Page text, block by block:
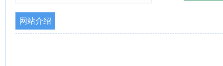
网站介绍